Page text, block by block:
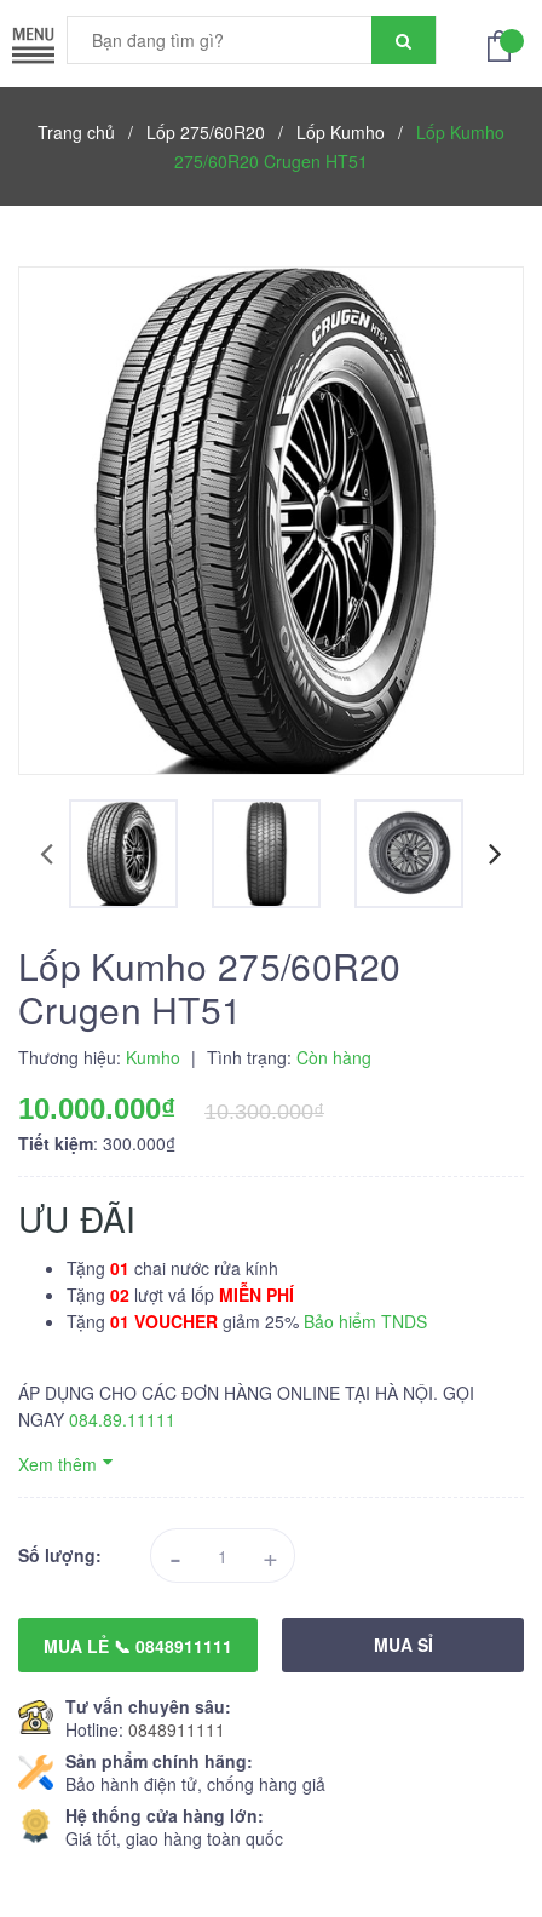
Trang chủ / Lốp 275/60R20 / Lốp Kumho / Lốp Kumho
275/60R20 Crugen HT51
Lốp Kumho 275/60R20
Crugen HT51
Thương hiệu: Kumho | Tình trạng: Còn hàng
10.000.000₫
10.300.000₫
Tiết kiệm: 300.000₫
ƯU ĐÃI
Tặng 01 chai nước rửa kính
Tặng 02 lượt vá lốp MIỄN PHÍ
Tặng 01 VOUCHER giảm 25% Bảo hiểm TNDS
ÁP DỤNG CHO CÁC ĐƠN HÀNG ONLINE TẠI HÀ NỘI. GỌI
NGAY 084.89.11111
Xem thêm
Số lượng: - +
MUA LẺ 📞 0848911111 MUA SỈ
Tư vấn chuyên sâu:
Hotline: 0848911111
Sản phẩm chính hãng:
Bảo hành điện tử, chống hàng giả
Hệ thống cửa hàng lớn:
Giá tốt, giao hàng toàn quốc